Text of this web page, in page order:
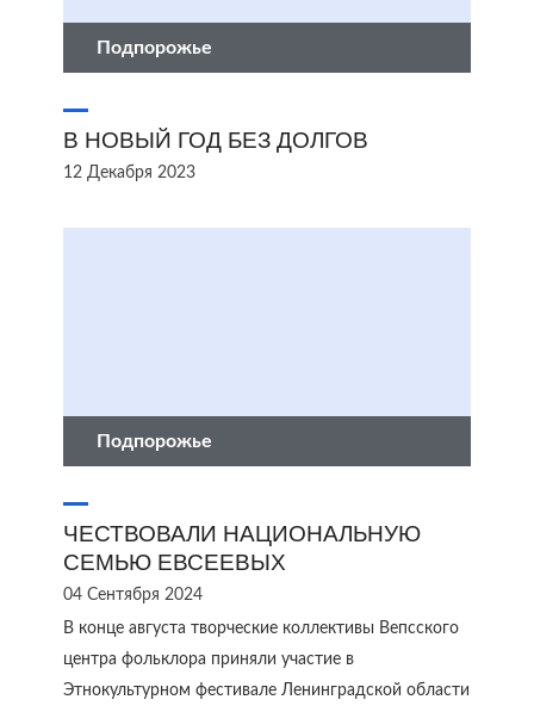
Подпорожье
В НОВЫЙ ГОД БЕЗ ДОЛГОВ
12 Декабря 2023
Подпорожье
ЧЕСТВОВАЛИ НАЦИОНАЛЬНУЮ
СЕМЬЮ ЕВСЕЕВЫХ
04 Сентября 2024
В конце августа творческие коллективы Вепсского
центра фольклора приняли участие в
Этнокультурном фестивале Ленинградской области